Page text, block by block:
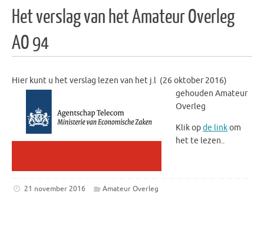
Het verslag van het Amateur Overleg
AO 94
Hier kunt u het verslag lezen van het j.l (26 oktober 2016)
gehouden Amateur
Overleg
Klik opde linkom
het te lezen..
21 november 2016 Amateur Overleg